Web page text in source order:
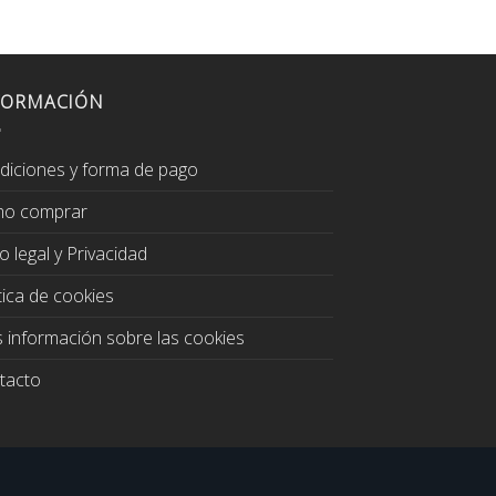
y forma de pago
comprar
legal y Privacidad
de cookies
información sobre las cookies